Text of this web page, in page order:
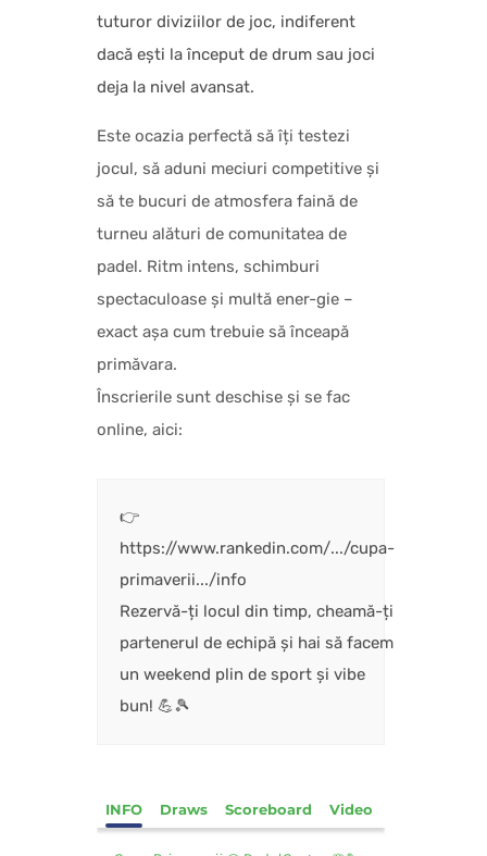
tuturor diviziilor de joc, indiferent
dacă ești la început de drum sau joci
deja la nivel avansat.
Este ocazia perfectă să îți testezi
jocul, să aduni meciuri competitive și
să te bucuri de atmosfera faină de
turneu alături de comunitatea de
padel. Ritm intens, schimburi
spectaculoase și multă ener-gie –
exact așa cum trebuie să înceapă
primăvara.
Înscrierile sunt deschise și se fac
online, aici:
👉
https://www.rankedin.com/.../cupa-
primaverii.../info
Rezervă-ți locul din timp, cheamă-ți
partenerul de echipă și hai să facem
un weekend plin de sport și vibe
bun! 💪🎾